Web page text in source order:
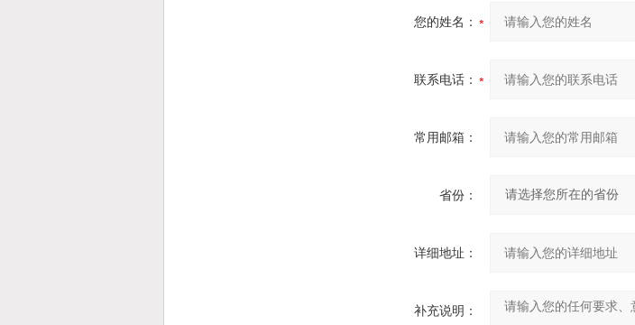
您的姓名：
联系电话：
常用邮箱：
省份：
详细地址：
补充说明：